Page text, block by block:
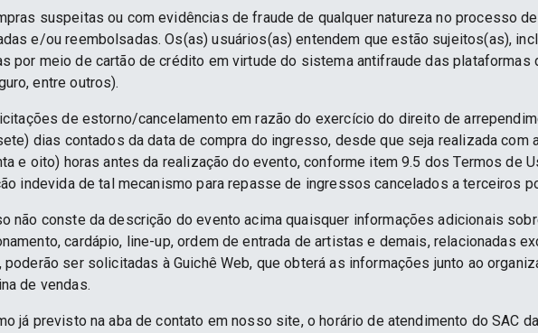
suspeitas ou com evidências de fraude de qualquer natureza no processo
e/ou reembolsadas. Os(as) usuários(as) entendem que estão sujeitos(as),
por meio de cartão de crédito em virtude do sistema antifraude das plataformas
entre outros).
de estorno/cancelamento em razão do exercício do direito de
dias contados da data de compra do ingresso, desde que seja realizada com
e oito) horas antes da realização do evento, conforme item 9.5 dos Termos de
indevida de tal mecanismo para repasse de ingressos cancelados a terceiros
não conste da descrição do evento acima quaisquer informações adicionais
cardápio, line-up, ordem de entrada de artistas e demais, relacionadas
poderão ser solicitadas à Guichê Web, que obterá as informações junto ao
de vendas.
já previsto na aba de contato em nosso site, o horário de atendimento do SAC